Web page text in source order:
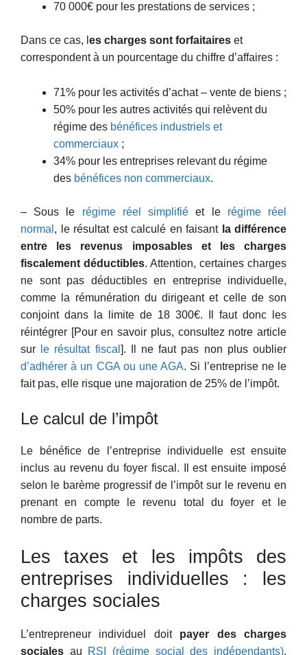
70 000€ pour les prestations de services ;
Dans ce cas, l es charges sont forfaitaires et
correspondent à un pourcentage du chiffre d’affaires :
71% pour les activités d’achat – vente de biens ;
50% pour les autres activités qui relèvent du
régime des bénéfices industriels et
commerciaux ;
34% pour les entreprises relevant du régime
des bénéfices non commerciaux.
– Sous le régime réel simplifié et le régime réel
normal , le résultat est calculé en faisant la différence
entre les revenus imposables et les charges
fiscalement déductibles. Attention, certaines charges
ne sont pas déductibles en entreprise individuelle,
comme la rémunération du dirigeant et celle de son
conjoint dans la limite de 18 300€. Il faut donc les
réintégrer [Pour en savoir plus, consultez notre article
sur
le résultat fiscal ]. Il ne faut pas non plus oublier
d’adhérer à un CGA ou une AGA. Si l’entreprise ne le
fait pas, elle risque une majoration de 25% de l’impôt.
Le calcul de l’impôt
Le bénéfice de l’entreprise individuelle est ensuite
inclus au revenu du foyer fiscal. Il est ensuite imposé
selon le barème progressif de l’impôt sur le revenu en
prenant en compte le revenu total du foyer et le
nombre de parts.
Les taxes et les impôts des
entreprises individuelles : les
charges sociales
L’entrepreneur individuel doit payer des charges
sociales au RSI (régime social des indépendants),